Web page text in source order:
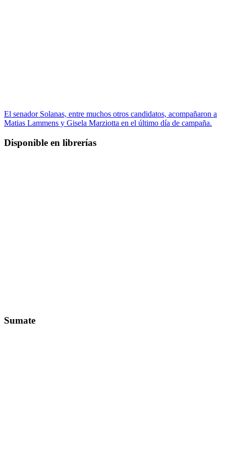
El senador Solanas, entre muchos otros candidatos, acompañaron a
Matias Lammens y Gisela Marziotta en el último día de campaña.
Disponible en librerías
Sumate